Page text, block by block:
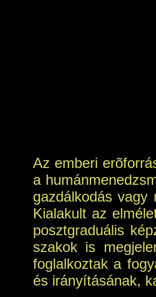
Az emberi
a
gazdálkodás vagy
Kialakult az
posztgraduális
szakok is
foglalkoztak a
és irányításának,